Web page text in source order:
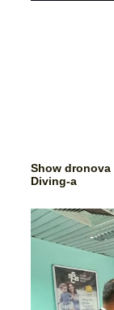
Show
Diving-a